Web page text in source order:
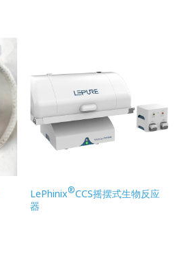
LePhinix®CCS摇摆式生物反应
器